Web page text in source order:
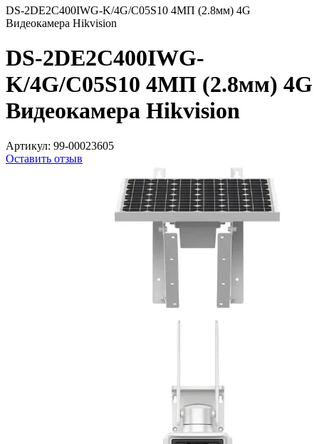
DS-2DE2C400IWG-K/4G/C05S10 4МП (2.8мм) 4G
Видеокамера Hikvision
DS-2DE2C400IWG-
K/4G/C05S10 4МП (2.8мм) 4G
Видеокамера Hikvision
Артикул: 99-00023605
Оставить отзыв